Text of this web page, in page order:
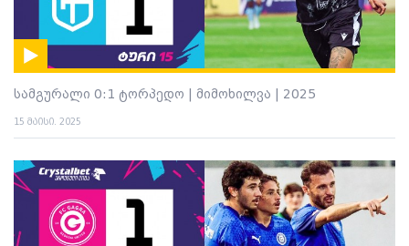
სამგურალი 0:1 ტორპედო | მიმოხილვა | 2025
15 მაისი. 2025